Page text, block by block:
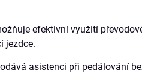
efektivní využití
jezdce.
asistenci při pedálování